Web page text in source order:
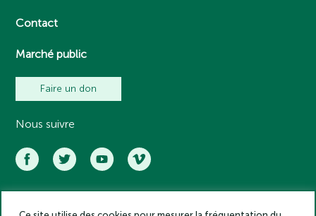
Contact
Marché public
Faire un don
Nous suivre